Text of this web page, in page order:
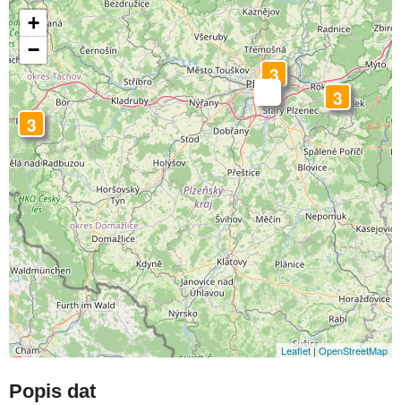
3
3
3
+
−
Leaflet|OpenStreetMap
Popis dat